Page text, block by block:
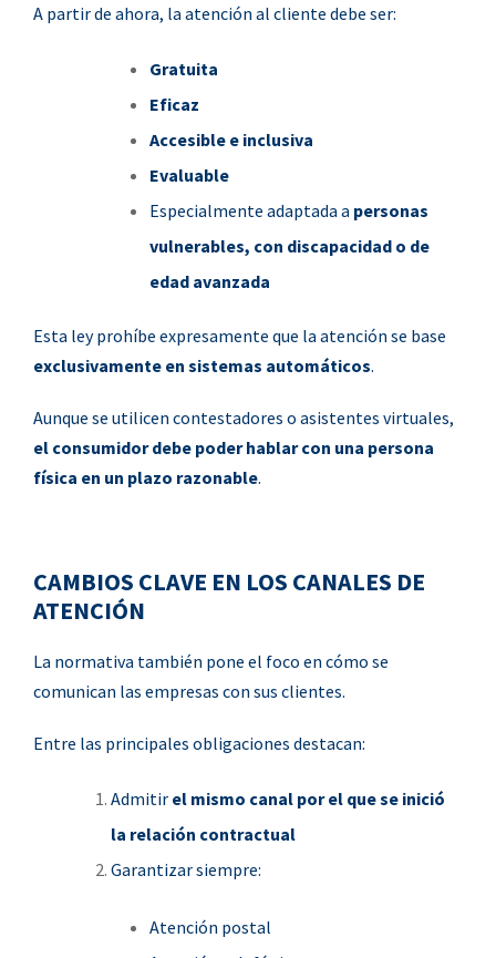
A partir de ahora, la atención al cliente debe ser:
Gratuita
Eficaz
Accesible e inclusiva
Evaluable
Especialmente adaptada a personas
vulnerables, con discapacidad o de
edad avanzada
Esta ley prohíbe expresamente que la atención se base
exclusivamente en sistemas automáticos.
Aunque se utilicen contestadores o asistentes virtuales,
el consumidor debe poder hablar con una persona
física en un plazo razonable.
CAMBIOS CLAVE EN LOS CANALES DE
ATENCIÓN
La normativa también pone el foco en cómo se
comunican las empresas con sus clientes.
Entre las principales obligaciones destacan:
Admitir el mismo canal por el que se inició
la relación contractual
Garantizar siempre:
Atención postal